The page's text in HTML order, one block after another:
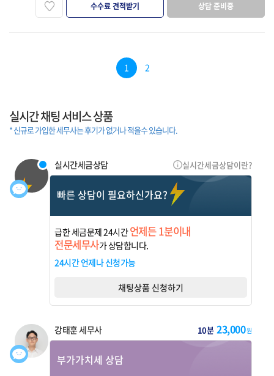
즐겨찾기
수수료 견적받기 상담 준비중
1 2
실시간 채팅 서비스 상품
* 신규로 가입한 세무사는 후기가 없거나 적을수 있습니다.
실시간세금상담 실시간세금상담이란?
빠른 상담이 필요하신가요?
급한 세금문제 24시간언제든 1분이내
전문세무사가 상담합니다.
24시간 언제나 신청가능
채팅상품 신청하기
강태훈 세무사 10분 23,000원
부가가치세 상담